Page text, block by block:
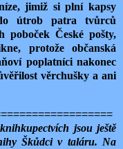
jimiž si plní kapsy
útrob patra tvůrců
poboček České pošty,
protože občanská
poplatníci nakonec
věrchušky a ani
jsou ještě
Škůdci v taláru. Na